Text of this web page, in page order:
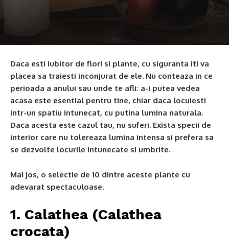
Daca esti iubitor de flori si plante, cu siguranta iti va
placea sa traiesti inconjurat de ele. Nu conteaza in ce
perioada a anului sau unde te afli: a-i putea vedea
acasa este esential pentru tine, chiar daca locuiesti
intr-un spatiu intunecat, cu putina lumina naturala.
Daca acesta este cazul tau, nu suferi. Exista specii de
interior care nu tolereaza lumina intensa si prefera sa
se dezvolte locurile intunecate si umbrite.
Mai jos, o selectie de 10 dintre aceste plante cu
adevarat spectaculoase.
1. Calathea (Calathea
crocata)